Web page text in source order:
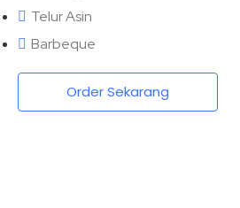
Telur Asin
Barbeque
Order Sekarang